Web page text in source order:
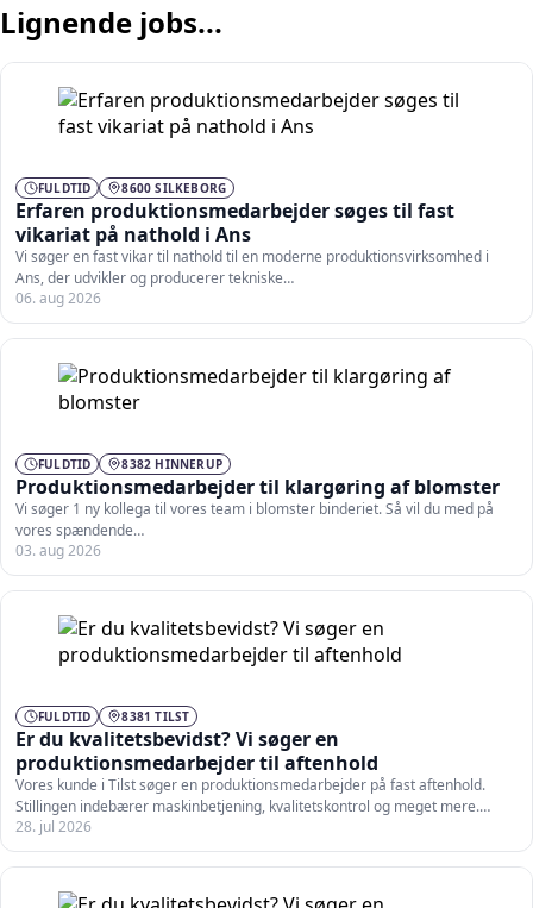
Lignende jobs...
FULDTID 8600 SILKEBORG
Erfaren produktionsmedarbejder søges til fast
vikariat på nathold i Ans
Vi søger en fast vikar til nathold til en moderne produktionsvirksomhed i
Ans, der udvikler og producerer tekniske…
06. aug 2026
FULDTID 8382 HINNERUP
Produktionsmedarbejder til klargøring af blomster
Vi søger 1 ny kollega til vores team i blomster binderiet. Så vil du med på
vores spændende…
03. aug 2026
FULDTID 8381 TILST
Er du kvalitetsbevidst? Vi søger en
produktionsmedarbejder til aftenhold
Vores kunde i Tilst søger en produktionsmedarbejder på fast aftenhold.
Stillingen indebærer maskinbetjening, kvalitetskontrol og meget mere.
Som…
28. jul 2026